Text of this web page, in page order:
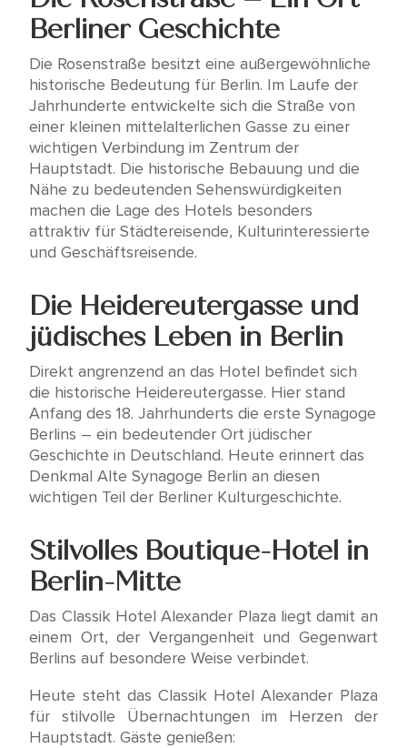
Berliner Geschichte
Die Rosenstraße besitzt eine außergewöhnliche
historische Bedeutung für Berlin. Im Laufe der
Jahrhunderte entwickelte sich die Straße von
einer kleinen mittelalterlichen Gasse zu einer
wichtigen Verbindung im Zentrum der
Hauptstadt. Die historische Bebauung und die
Nähe zu bedeutenden Sehenswürdigkeiten
machen die Lage des Hotels besonders
attraktiv für Städtereisende, Kulturinteressierte
und Geschäftsreisende.
Die Heidereutergasse und
jüdisches Leben in Berlin
Direkt angrenzend an das Hotel befindet sich
die historische Heidereutergasse. Hier stand
Anfang des 18. Jahrhunderts die erste Synagoge
Berlins – ein bedeutender Ort jüdischer
Geschichte in Deutschland. Heute erinnert das
Denkmal Alte Synagoge Berlin an diesen
wichtigen Teil der Berliner Kulturgeschichte.
Stilvolles Boutique-Hotel in
Berlin-Mitte
Das Classik Hotel Alexander Plaza liegt damit an
einem Ort, der Vergangenheit und Gegenwart
Berlins auf besondere Weise verbindet.
Heute steht das Classik Hotel Alexander Plaza
für stilvolle Übernachtungen im Herzen der
Hauptstadt. Gäste genießen: